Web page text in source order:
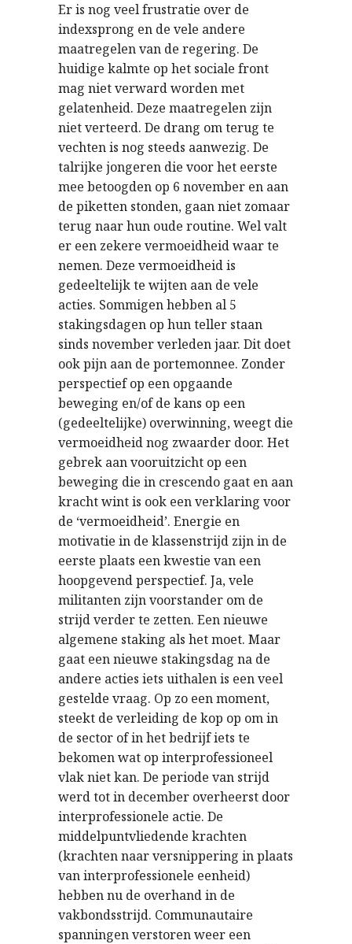
Er is nog veel frustratie over de
indexsprong en de vele andere
maatregelen van de regering. De
huidige kalmte op het sociale front
mag niet verward worden met
gelatenheid. Deze maatregelen zijn
niet verteerd. De drang om terug te
vechten is nog steeds aanwezig. De
talrijke jongeren die voor het eerste
mee betoogden op 6 november en aan
de piketten stonden, gaan niet zomaar
terug naar hun oude routine. Wel valt
er een zekere vermoeidheid waar te
nemen. Deze vermoeidheid is
gedeeltelijk te wijten aan de vele
acties. Sommigen hebben al 5
stakingsdagen op hun teller staan
sinds november verleden jaar. Dit doet
ook pijn aan de portemonnee. Zonder
perspectief op een opgaande
beweging en/of de kans op een
(gedeeltelijke) overwinning, weegt die
vermoeidheid nog zwaarder door. Het
gebrek aan vooruitzicht op een
beweging die in crescendo gaat en aan
kracht wint is ook een verklaring voor
de ‘vermoeidheid’. Energie en
motivatie in de klassenstrijd zijn in de
eerste plaats een kwestie van een
hoopgevend perspectief. Ja, vele
militanten zijn voorstander om de
strijd verder te zetten. Een nieuwe
algemene staking als het moet. Maar
gaat een nieuwe stakingsdag na de
andere acties iets uithalen is een veel
gestelde vraag. Op zo een moment,
steekt de verleiding de kop op om in
de sector of in het bedrijf iets te
bekomen wat op interprofessioneel
vlak niet kan. De periode van strijd
werd tot in december overheerst door
interprofessionele actie. De
middelpuntvliedende krachten
(krachten naar versnippering in plaats
van interprofessionele eenheid)
hebben nu de overhand in de
vakbondsstrijd. Communautaire
spanningen verstoren weer een